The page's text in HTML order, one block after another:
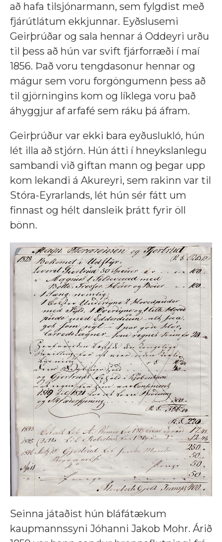
að hafa tilsjónarmann, sem fylgdist með
fjárútlátum ekkjunnar. Eyðslusemi
Geirþrúðar og sala hennar á Oddeyri urðu
til þess að hún var svift fjárforræði í maí
1856. Það voru tengdasonur hennar og
mágur sem voru forgöngumenn þess að
til gjörningins kom og líklega voru það
áhyggjur af arfafé sem ráku þá áfram.
Geirþrúður var ekki bara eyðuslukló, hún
lét illa að stjórn. Hún átti í hneykslanlegu
sambandi við giftan mann og þegar upp
kom lekandi á Akureyri, sem rakinn var til
Stóra-Eyrarlands, lét hún sér fátt um
finnast og hélt dansleik þrátt fyrir öll
bönn.
Seinna játaðist hún bláfátækum
kaupmannssyni Jóhanni Jakob Mohr. Árið